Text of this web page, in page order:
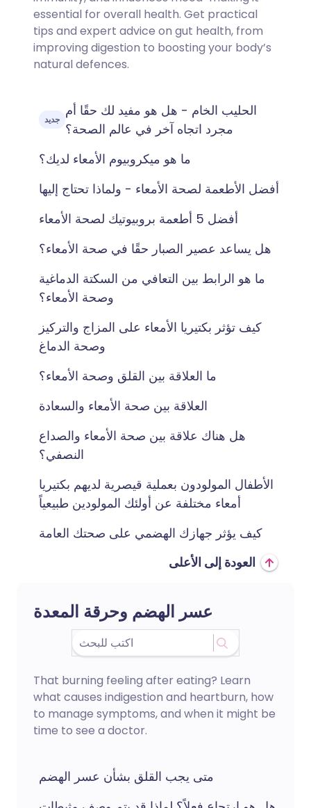
essential for overall health. Get practical
tips and expert advice on gut health, from
improving digestion to boosting your body’s
natural defences.
جديد
الحليب الخام - هل هو مفيد لك حقًا أم
مجرد اتجاه آخر في عالم الصحة؟
ما هو ميكروبيوم الأمعاء لديك؟
أفضل الأطعمة لصحة الأمعاء - ولماذا تحتاج إليها
أفضل 5 أطعمة بروبيوتيك لصحة الأمعاء
هل يساعد عصير الصبار حقًا في صحة الأمعاء؟
ما هو الرابط بين التعافي من السكتة الدماغية
وصحة الأمعاء؟
كيف تؤثر بكتيريا الأمعاء على المزاج والتركيز
وصحة الدماغ
ما العلاقة بين القلق وصحة الأمعاء؟
العلاقة بين صحة الأمعاء والسعادة
هل هناك علاقة بين صحة الأمعاء والصداع
النصفي؟
الأطفال المولودون بعملية قيصرية لديهم بكتيريا
أمعاء مختلفة عن أولئك المولودين طبيعياً
كيف يؤثر جهازك الهضمي على صحتك العامة
العودة إلى الأعلى
عسر الهضم وحرقة المعدة
That burning feeling after eating? Learn
what causes indigestion and heartburn, how
to manage symptoms, and when it might be
time to see a doctor.
متى يجب القلق بشأن عسر الهضم